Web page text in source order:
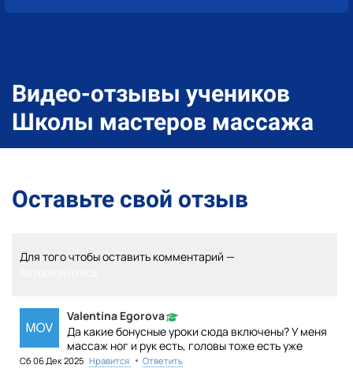
Видео-отзывы учеников
Школы мастеров массажа
Оставьте свой отзыв
Для того чтобы оставить комментарий —
Valentina Egorova
Да какие бонусные уроки сюда включены? У меня
массаж ног и рук есть, головы тоже есть уже
Сб 06 Дек 2025 Нравится • Ответить